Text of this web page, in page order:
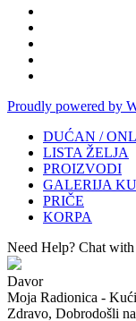
Proudly powered by
DUĆAN /
LISTA ŽELJA
PROIZVODI
GALERIJA
PRIČE
KORPA
Need Help? Chat with
Davor
Moja Radionica -
Zdravo, Dobrodošli